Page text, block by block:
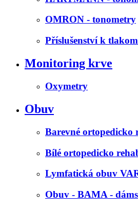
OMRON - tonometry
Příslušenství k
Monitoring krve
Oxymetry
Obuv
Barevné ortopedicko
Bílé ortopedicko
Lymfatická obuv
Obuv - BAMA -